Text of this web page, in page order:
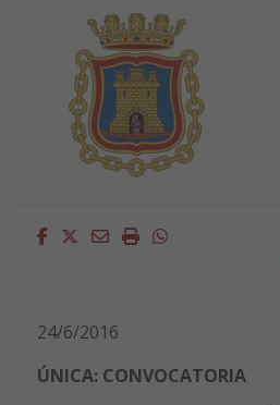
Facebook
Twitter
EmailImprimirWhatsapp
24/6/2016
ÚNICA: CONVOCATORIA